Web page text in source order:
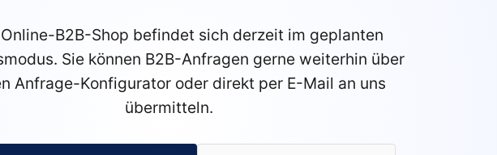
B2B-Shop befindet sich derzeit im geplanten
Sie können B2B-Anfragen gerne weiterhin über
Anfrage-Konfigurator oder direkt per E-Mail an uns
übermitteln.